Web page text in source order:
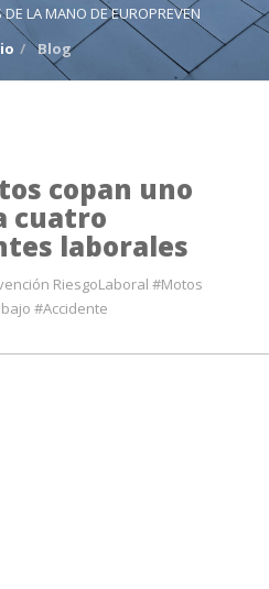
LA MANO DE EUROPREVEN
Blog
copan uno
cuatro
laborales
RiesgoLaboral #Motos
#Accidente